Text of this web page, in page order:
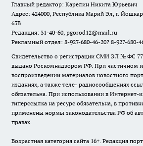
Главный редактор: Карелин Никита Юрьевич
Адрес: 424000, Республика Марий Эл, г.
63В
Редакция: 31-40-60, pgorod12@mail.ru
Рекламный отдел: 8-927-680-46-20? 8-927-680-
Свидетельство о регистрации СМИ ЭЛ № ФС 77
выдано Роскомнадзором РФ. При частичном
воспроизведении материалов новостного
изданиях, а также теле- радиосообщениях
обязательна. При использовании в Интернет-
гиперссылка на ресурс обязательна, в
применены нормы законодательства РФ об
правах.
Возрастная категория сайта 16+. Редакция